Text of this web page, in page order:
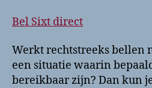
Bel Sixt direct
Werkt rechtstreeks bellen
een situatie waarin
bereikbaar zijn? Dan kun